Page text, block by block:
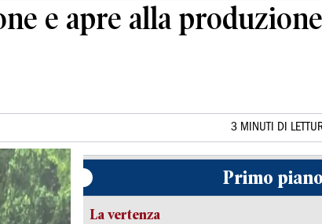
e apre alla produzione
3 MINUTI DI
Primo piano
La vertenza